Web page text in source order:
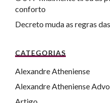
conforto
Decreto muda as regras
CATEGORIAS
Alexandre Atheniense
Alexandre Atheniense